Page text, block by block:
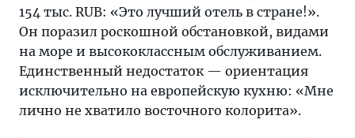
154 тыс. RUB: «Это лучший отель в стране!».
Он поразил роскошной обстановкой, видами
на море и высококлассным обслуживанием.
Единственный недостаток — ориентация
исключительно на европейскую кухню: «Мне
лично не хватило восточного колорита».